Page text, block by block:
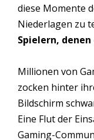
diese Momente
Niederlagen zu
Spielern,
Millionen von
zocken hinter
Bildschirm
Eine Flut der
Gaming-